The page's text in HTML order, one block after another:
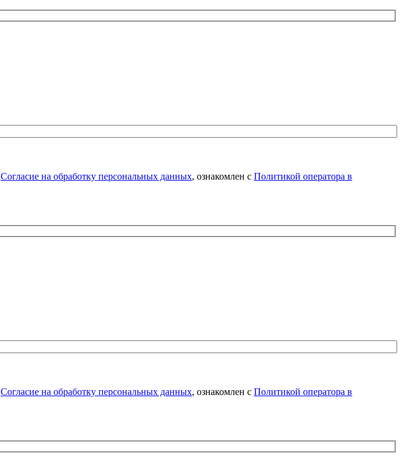
Согласие на обработку персональных данных, ознакомлен с Политикой оператора в
Согласие на обработку персональных данных, ознакомлен с Политикой оператора в